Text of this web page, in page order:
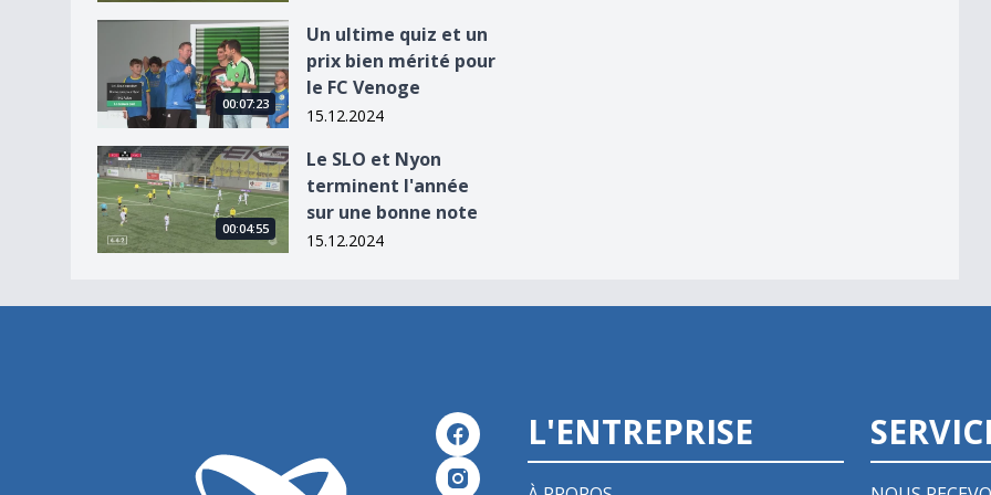
Un ultime quiz et un prix bien mérité pour le FC Venoge
00:07:23
Un ultime quiz et un
prix bien mérité pour
le FC Venoge
15.12.2024
Le SLO et Nyon terminent l&#039;année sur une bonne note
00:04:55
Le SLO et Nyon
terminent l'année
sur une bonne note
15.12.2024
L'ENTREPRISE